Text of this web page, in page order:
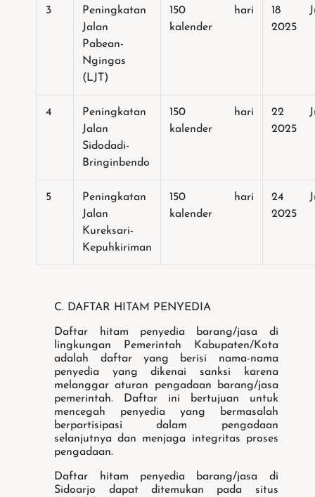
3
Peningkatan
Jalan
Pabean-
Ngingas
(LJT)
150 hari
kalender
18
2025
4
Peningkatan
Jalan
Sidodadi-
Bringinbendo
150 hari
kalender
22
2025
5
Peningkatan
Jalan
Kureksari-
Kepuhkiriman
150 hari
kalender
24
2025
C. DAFTAR HITAM PENYEDIA
Daftar hitam penyedia barang/jasa di
lingkungan Pemerintah Kabupaten/Kota
adalah daftar yang berisi nama-nama
penyedia yang dikenai sanksi karena
melanggar aturan pengadaan barang/jasa
pemerintah.
Daftar ini bertujuan untuk
mencegah penyedia yang bermasalah
berpartisipasi dalam pengadaan
selanjutnya dan menjaga integritas proses
pengadaan.
Daftar hitam penyedia barang/jasa di
Sidoarjo dapat ditemukan pada situs